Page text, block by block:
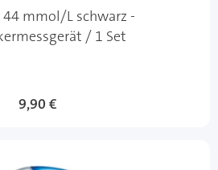
44 mmol/L schwarz -
/ 1 Set
9,90 €